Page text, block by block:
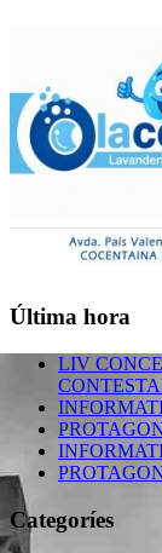
Última hora
LIV
Categoríes